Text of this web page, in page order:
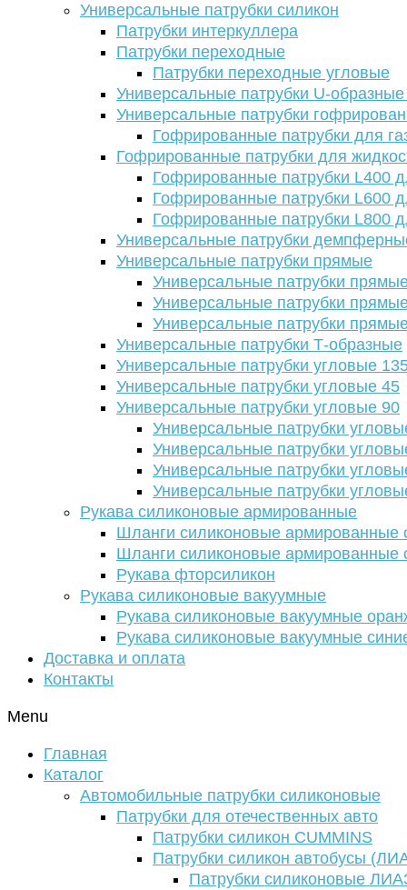
Универсальные патрубки силикон
Патрубки интеркуллера
Патрубки переходные
Патрубки переходные угловые
Универсальные патрубки U-
Универсальные патрубки
Гофрированные патрубки для
Гофрированные патрубки для
Гофрированные патрубки L400
Гофрированные патрубки L600
Гофрированные патрубки L800
Универсальные патрубки
Универсальные патрубки прямые
Универсальные патрубки
Универсальные патрубки
Универсальные патрубки
Универсальные патрубки Т-образные
Универсальные патрубки угловые
Универсальные патрубки угловые 45
Универсальные патрубки угловые 90
Универсальные патрубки
Универсальные патрубки
Универсальные патрубки
Универсальные патрубки
Рукава силиконовые армированные
Шланги силиконовые армированные
Шланги силиконовые армированные
Рукава фторсиликон
Рукава силиконовые вакуумные
Рукава силиконовые вакуумные
Рукава силиконовые вакуумные
Доставка и оплата
Контакты
Menu
Главная
Каталог
Автомобильные патрубки силиконовые
Патрубки для отечественных авто
Патрубки силикон CUMMINS
Патрубки силикон автобусы
Патрубки силиконовые